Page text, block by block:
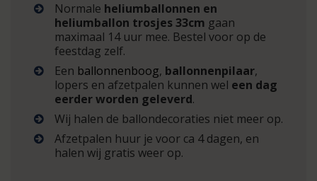
Normale heliumballonnen en
heliumballon trosjes 33cm gaan
maximaal 14 uur mee. Bestel voor op de
feestdag zelf.
Een ballonnenboog, ballonnenpilaar,
lopers en afzetpalen kunnen wel een dag
eerder worden geleverd.
Wij halen de ballondecoraties niet meer op.
Afzetpalen huur je voor ca 4 dagen, en
halen wij gratis weer op.